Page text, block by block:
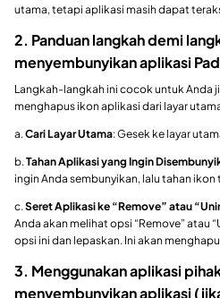
utama, tetapi aplikasi masih dapat
2. Panduan langkah demi
menyembunyikan aplikasi
Langkah-langkah ini cocok untuk Anda
menghapus ikon aplikasi dari layar
a. Cari Layar Utama: Gesek ke layar
b. Tahan Aplikasi yang Ingin
ingin Anda sembunyikan, lalu tahan ikon
c. Seret Aplikasi ke “Remove” atau
Anda akan melihat opsi “Remove” atau
opsi ini dan lepaskan. Ini akan
3. Menggunakan aplikasi
menyembunyikan aplikasi